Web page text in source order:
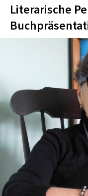
Literarische